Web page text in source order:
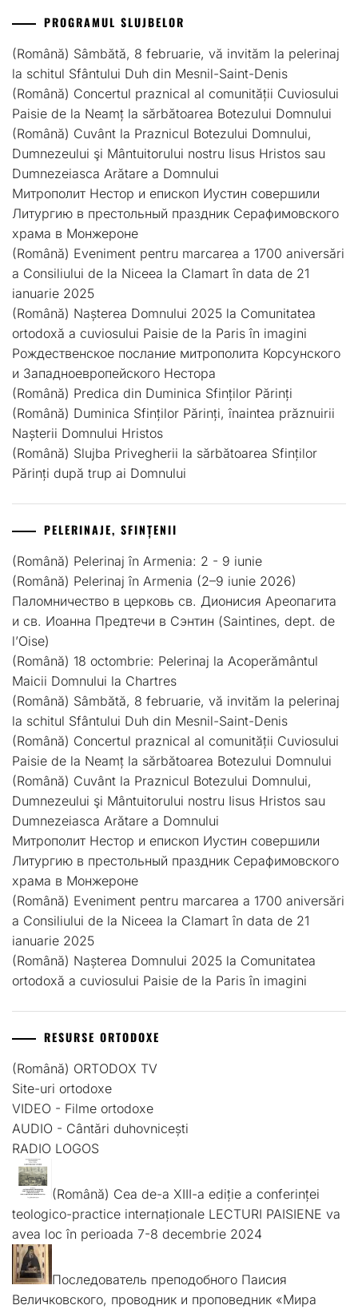
PROGRAMUL SLUJBELOR
(Română) Sâmbătă, 8 februarie, vă invităm la pelerinaj
la schitul Sfântului Duh din Mesnil-Saint-Denis
(Română) Concertul praznical al comunității Cuviosului
Paisie de la Neamț la sărbătoarea Botezului Domnului
(Română) Cuvânt la Praznicul Botezului Domnului,
Dumnezeului şi Mântuitorului nostru Iisus Hristos sau
Dumnezeiasca Arătare a Domnului
Митрополит Нестор и епископ Иустин совершили
Литургию в престольный праздник Серафимовского
храма в Монжероне
(Română) Eveniment pentru marcarea a 1700 aniversări
a Consiliului de la Niceea la Clamart în data de 21
ianuarie 2025
(Română) Nașterea Domnului 2025 la Comunitatea
ortodoxă a cuviosului Paisie de la Paris în imagini
Рождественское послание митрополита Корсунского
и Западноевропейского Нестора
(Română) Predica din Duminica Sfinților Părinți
(Română) Duminica Sfinților Părinți, înaintea prăznuirii
Nașterii Domnului Hristos
(Română) Slujba Privegherii la sărbătoarea Sfinților
Părinți după trup ai Domnului
PELERINAJE, SFINȚENII
(Română) Pelerinaj în Armenia: 2 - 9 iunie
(Română) Pelerinaj în Armenia (2–9 iunie 2026)
Паломничество в церковь св. Дионисия Ареопагита
и св. Иоанна Предтечи в Сэнтин (Saintines, dept. de
l’Оise)
(Română) 18 octombrie: Pelerinaj la Acoperământul
Maicii Domnului la Chartres
(Română) Sâmbătă, 8 februarie, vă invităm la pelerinaj
la schitul Sfântului Duh din Mesnil-Saint-Denis
(Română) Concertul praznical al comunității Cuviosului
Paisie de la Neamț la sărbătoarea Botezului Domnului
(Română) Cuvânt la Praznicul Botezului Domnului,
Dumnezeului şi Mântuitorului nostru Iisus Hristos sau
Dumnezeiasca Arătare a Domnului
Митрополит Нестор и епископ Иустин совершили
Литургию в престольный праздник Серафимовского
храма в Монжероне
(Română) Eveniment pentru marcarea a 1700 aniversări
a Consiliului de la Niceea la Clamart în data de 21
ianuarie 2025
(Română) Nașterea Domnului 2025 la Comunitatea
ortodoxă a cuviosului Paisie de la Paris în imagini
RESURSE ORTODOXE
(Română) ORTODOX TV
Site-uri ortodoxe
VIDEO - Filme ortodoxe
AUDIO - Cântări duhovnicești
RADIO LOGOS
(Română) Cea de-a XIII-a ediție a conferinței
teologico-practice internaționale LECTURI PAISIENE va
avea loc în perioada 7-8 decembrie 2024
Последователь преподобного Паисия
Величковского, проводник и проповедник «Мира